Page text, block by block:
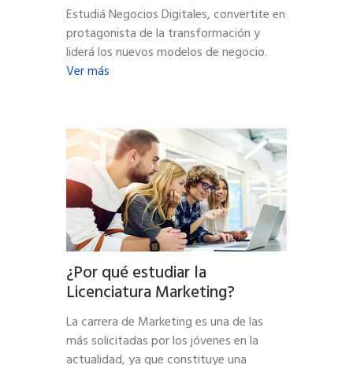
Estudiá Negocios Digitales, convertite en
protagonista de la transformación y
liderá los nuevos modelos de negocio.
Ver más
¿Por qué estudiar la
Licenciatura Marketing?
La carrera de Marketing es una de las
más solicitadas por los jóvenes en la
actualidad, ya que constituye una